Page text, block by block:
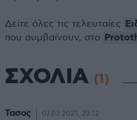
Δείτε όλες τις τελευταίες
που συμβαίνουν, στο
ΣΧΟΛΙΑ (1)
Τασος 07.03.2021, 23:12